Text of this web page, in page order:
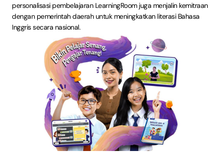
personalisasi pembelajaran LearningRoom juga menjalin kemitraan
dengan pemerintah daerah untuk meningkatkan literasi Bahasa
Inggris secara nasional.